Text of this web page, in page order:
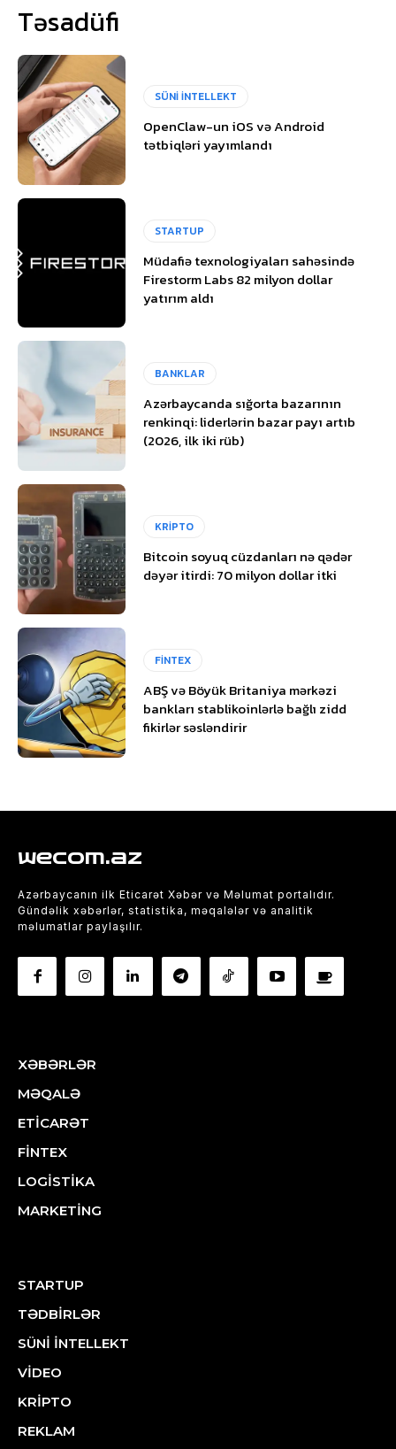
Təsadüfi
SÜNİ İNTELLEKT
OpenClaw-un iOS və Android
tətbiqləri yayımlandı
STARTUP
Müdafiə texnologiyaları sahəsində
Firestorm Labs 82 milyon dollar
yatırım aldı
BANKLAR
Azərbaycanda sığorta bazarının
renkinqi: liderlərin bazar payı artıb
(2026, ilk iki rüb)
KRİPTO
Bitcoin soyuq cüzdanları nə qədər
dəyər itirdi: 70 milyon dollar itki
FİNTEX
ABŞ və Böyük Britaniya mərkəzi
bankları stablikoinlərlə bağlı zidd
fikirlər səsləndirir
wecom.az
Azərbaycanın ilk Eticarət Xəbər və Məlumat portalıdır.
Gündəlik xəbərlər, statistika, məqalələr və analitik
məlumatlar paylaşılır.
XƏBƏRLƏR
MƏQALƏ
ETİCARƏT
FİNTEX
LOGİSTİKA
MARKETİNG
STARTUP
TƏDBİRLƏR
SÜNİ İNTELLEKT
VİDEO
KRİPTO
REKLAM